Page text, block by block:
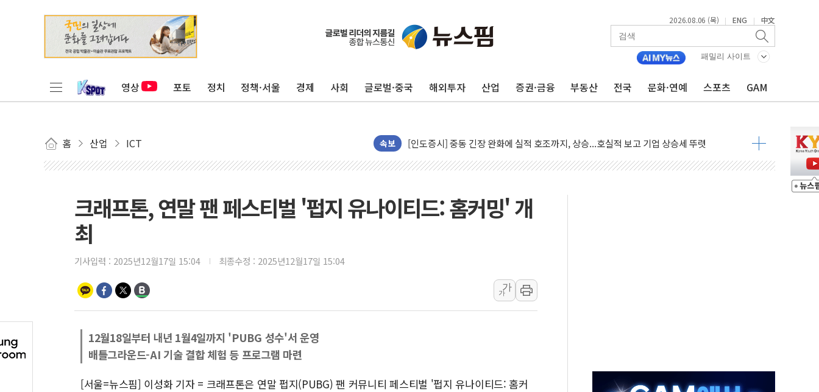
2026.08.06 (목) | ENG | 中文
패밀리 사이트
영상 포토 정치 정책·서울 경제 사회 글로벌·중국 해외투자 산업 증권·금융 부동산 전국 문화·연예 스포츠 GAM
홈 산업 ICT 속보
뉴욕증시 개장 전 특징주...모더나·아이온큐·도어대시↑ VS 샌디스크·피그마·앱러빈↓
김정관 장관 "영업이익 N% 성과급 반대…상법·자본시장법 개정 논의"
청와대, 북한 단거리 탄도미사일 발사에 긴급 안보 점검회의
금값 7주 만에 최고…美 고용 둔화·호르무즈 재개방 기대에 강세
러, 1인칭시점 드론으로 우크라 민간인 '사파리' 공격… 시민들 공포감 극대화 전략
[베트남 증시] 지수 하락 속 'DGC' 임시 주총 기대감에 홀로 상한가…마진 잔액은 사상 최고
양주 섬유염색공장서 화재 1명 중상…대응 1단계 진압 중
김정관 산업부 장관 "주 52시간 손봐야, 경쟁상대 中과 비교해야"
동해해경, 독도 해상서 부유물 감긴 어선 구조
주한미군 "오산기지 누출, 백린 아닌 무해한 표면 부식 물질"
[코인 시황] 비트코인, ETF 자금 유입에도 박스권…美 암호화폐 법안 처리 여부도 변수
크래프톤, 연말 팬 페스티벌 '펍지 유나이티드: 홈커밍' 개
최
기사입력 : 2025년12월17일 15:04 최종수정 : 2025년12월17일 15:04
가
가
12월18일부터 내년 1월4일까지 'PUBG 성수'서 운영
배틀그라운드-AI 기술 결합 체험 등 프로그램 마련
[서울=뉴스핌] 이성화 기자 = 크래프톤은 연말 펍지(PUBG) 팬 커뮤니티 페스티벌 '펍지 유나이티드: 홈커